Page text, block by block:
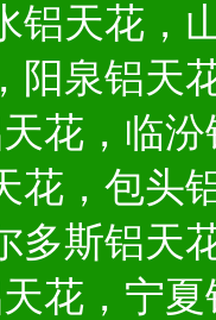
铝天花，
阳泉铝天
花，临
花，包头
多斯铝天
花，宁